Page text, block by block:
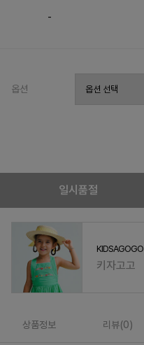
-
옵션
일시품절
KIDSAGOGO
키자고고
상품정보 리뷰(0)